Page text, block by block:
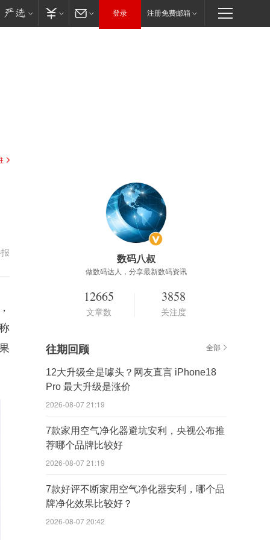
登录 注册免费邮箱
数码八叔
做数码达人，分享最新数码资讯
12665
文章数
3858
关注度
往期回顾 全部
12大升级全是噱头？网友直言 iPhone18
Pro 最大升级是涨价
2026-08-07 21:19
7款家用空气净化器避坑安利，央视公布推
荐哪个品牌比较好
2026-08-07 21:19
7款好评不断家用空气净化器安利，哪个品
牌净化效果比较好？
2026-08-07 20:42